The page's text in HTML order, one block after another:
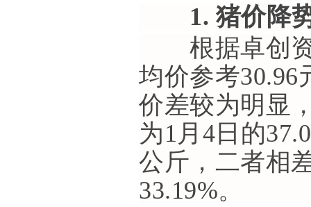
1. 猪价降势
根据卓创资
均价参考30.96
价差较为明显
为1月4日的
公斤，二者相
33.19%。